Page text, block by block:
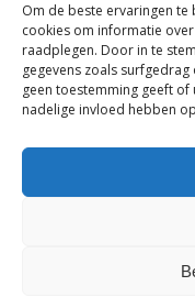
Om de beste ervaringen
cookies om informatie
raadplegen. Door in te
gegevens zoals
geen toestemming geeft
nadelige invloed hebben
Algemene
Privacyverklaring